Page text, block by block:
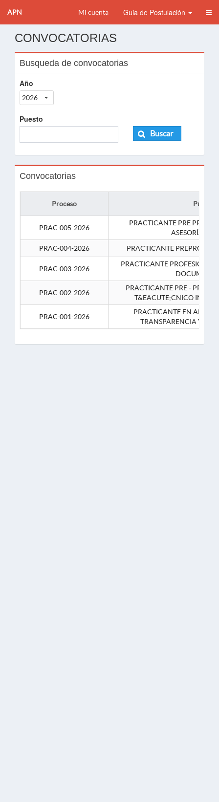
APN Mi cuenta Guia de Postulación
CONVOCATORIAS
Busqueda de convocatorias
Año
2026
Puesto
Buscar
Convocatorias
Proceso Puesto
PRAC-005-2026
PRACTICANTE PRE
ASESORÍA
PRAC-004-2026
PRACTICANTE
PRAC-003-2026
PRACTICANTE
PRAC-002-2026
PRACTICANTE PRE -
T&EACUTE;CNICO
PRAC-001-2026
PRACTICANTE EN APOYO
TRANSPARENCIA Y